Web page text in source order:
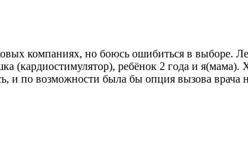
компаниях, но боюсь ошибиться в выборе.
(кардиостимулятор), ребёнок 2 года и я(мама).
и по возможности была бы опция вызова врача